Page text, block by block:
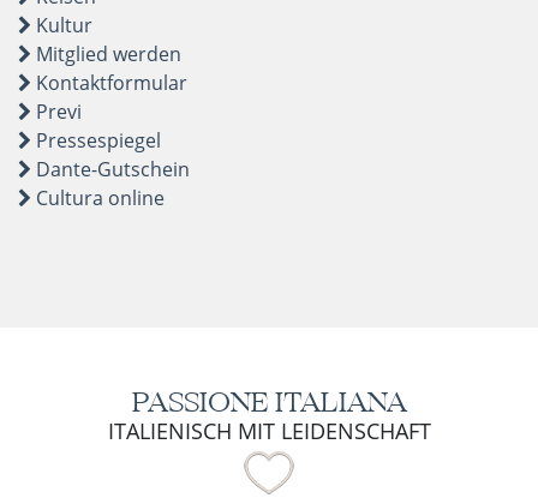
Kultur
Mitglied werden
Kontaktformular
Previ
Pressespiegel
Dante-Gutschein
Cultura online
PASSIONE ITALIANA
ITALIENISCH MIT LEIDENSCHAFT